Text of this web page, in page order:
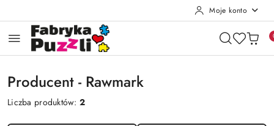
Moje konto
Producent - Rawmark
Liczba produktów:2